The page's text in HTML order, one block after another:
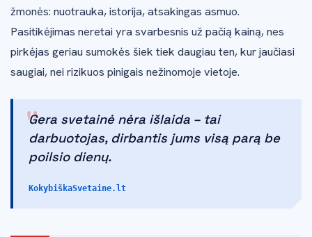
žmonės: nuotrauka, istorija, atsakingas asmuo.
Pasitikėjimas neretai yra svarbesnis už pačią kainą, nes
pirkėjas geriau sumokės šiek tiek daugiau ten, kur jaučiasi
saugiai, nei rizikuos pinigais nežinomoje vietoje.
"
Gera svetainė nėra išlaida – tai
darbuotojas, dirbantis jums visą parą be
poilsio dienų.
KokybiškaSvetaine.lt